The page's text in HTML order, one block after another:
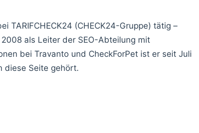
TARIFCHECK24 (CHECK24-Gruppe) tätig –
als Leiter der SEO-Abteilung mit
bei Travanto und CheckForPet ist er seit Juli
diese Seite gehört.